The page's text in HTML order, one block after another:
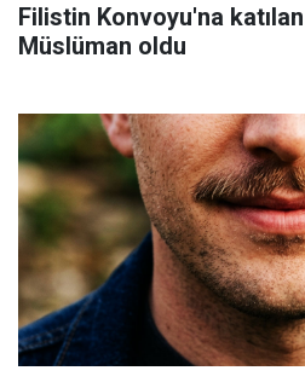
Filistin Konvoyu'na
Müslüman oldu